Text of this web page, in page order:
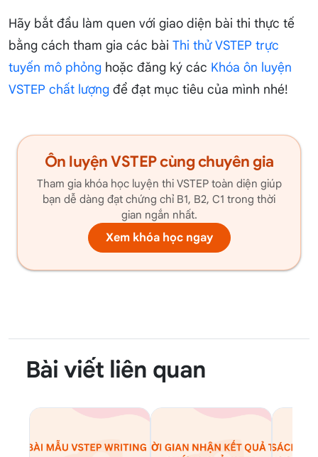
Hãy bắt đầu làm quen với giao diện bài thi thực tế
bằng cách tham gia các bài Thi thử VSTEP trực
tuyến mô phỏng hoặc đăng ký các Khóa ôn luyện
VSTEP chất lượng để đạt mục tiêu của mình nhé!
Ôn luyện VSTEP cùng chuyên gia
Tham gia khóa học luyện thi VSTEP toàn diện giúp
bạn dễ dàng đạt chứng chỉ B1, B2, C1 trong thời
gian ngắn nhất.
Xem khóa học ngay
Bài viết liên quan